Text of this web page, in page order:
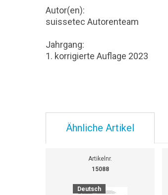
Autor(en):
suissetec Autorenteam
Jahrgang:
1. korrigierte Auflage 2023
Ähnliche Artikel
Artikelnr.
15088
Deutsch